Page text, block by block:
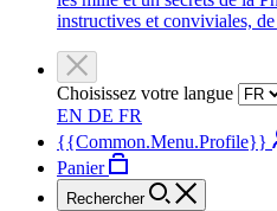
instructives et conviviales,
Choisissez votre langue
EN DE FR
{{Common.Menu.Profile}}
Panier
Rechercher